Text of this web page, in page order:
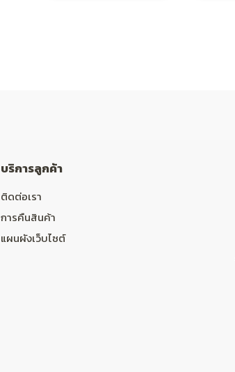
บริการลูกค้า
ติดต่อเรา
การคืนสินค้า
แผนผังเว็บไซต์